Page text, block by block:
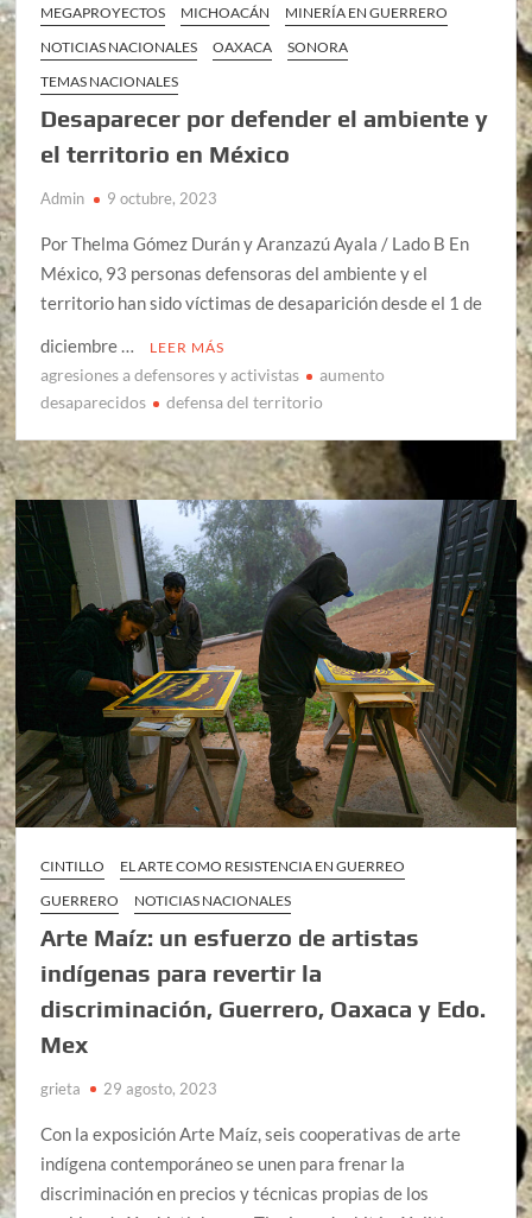
MEGAPROYECTOS
MICHOACÁN
MINERÍA EN GUERRERO
NOTICIAS NACIONALES
OAXACA
SONORA
TEMAS NACIONALES
Desaparecer por defender el ambiente y
el territorio en México
Admin 9 octubre, 2023
Por Thelma Gómez Durán y Aranzazú Ayala / Lado B En
México, 93 personas defensoras del ambiente y el
territorio han sido víctimas de desaparición desde el 1 de
diciembre …
LEER MÁS
agresiones a defensores y activistas
aumento
desaparecidos
defensa del territorio
CINTILLO
EL ARTE COMO RESISTENCIA EN GUERREO
GUERRERO
NOTICIAS NACIONALES
Arte Maíz: un esfuerzo de artistas
indígenas para revertir la
discriminación, Guerrero, Oaxaca y Edo.
Mex
grieta 29 agosto, 2023
Con la exposición Arte Maíz, seis cooperativas de arte
indígena contemporáneo se unen para frenar la
discriminación en precios y técnicas propias de los